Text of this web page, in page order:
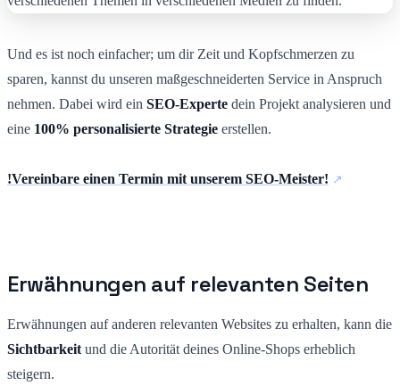
Und es ist noch einfacher; um dir Zeit und Kopfschmerzen zu
sparen, kannst du unseren maßgeschneiderten Service in Anspruch
nehmen. Dabei wird ein SEO-Experte dein Projekt analysieren und
eine 100% personalisierte Strategie erstellen.
!Vereinbare einen Termin mit unserem SEO-Meister!
Erwähnungen auf relevanten Seiten
Erwähnungen auf anderen relevanten Websites zu erhalten, kann die
Sichtbarkeit und die Autorität deines Online-Shops erheblich
steigern.